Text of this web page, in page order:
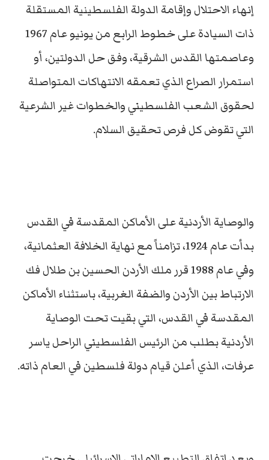
إنهاء الاحتلال وإقامة الدولة الفلسطينية المستقلة
ذات السيادة على خطوط الرابع من يونيو عام 1967
وعاصمتها القدس الشرقية، وفق حل الدولتين، أو
استمرار الصراع الذي تعمقه الانتهاكات المتواصلة
لحقوق الشعب الفلسطيني والخطوات غير الشرعية
التي تقوض كل فرص تحقيق السلام.
والوصاية الأردنية على الأماكن المقدسة في القدس
بدأت عام 1924، تزامناً مع نهاية الخلافة العثمانية،
وفي عام 1988 قرر ملك الأردن الحسين بن طلال فك
الارتباط بين الأردن والضفة الغربية، باستثناء الأماكن
المقدسة في القدس، التي بقيت تحت الوصاية
الأردنية بطلب من الرئيس الفلسطيني الراحل ياسر
عرفات، الذي أعلن قيام دولة فلسطين في العام ذاته.